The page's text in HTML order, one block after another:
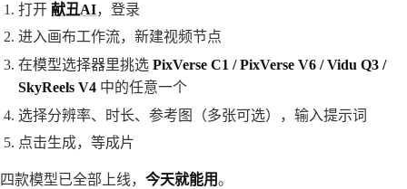
打开 献丑AI，登录
进入画布工作流，新建视频节点
在模型选择器里挑选 PixVerse C1 / PixVerse V6 / Vidu Q3 /
SkyReels V4 中的任意一个
选择分辨率、时长、参考图（多张可选），输入提示词
点击生成，等成片
四款模型已全部上线， 今天就能用。